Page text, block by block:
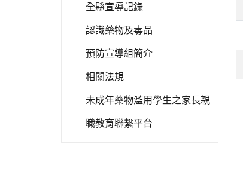
全縣宣導記錄
認識藥物及毒品
預防宣導組簡介
相關法規
未成年藥物濫用學生之家長親
職教育聯繫平台